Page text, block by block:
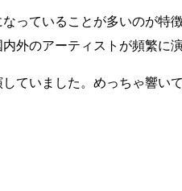
っていることが多いのが特
外のアーティストが頻繁に
ていました。めっちゃ響い